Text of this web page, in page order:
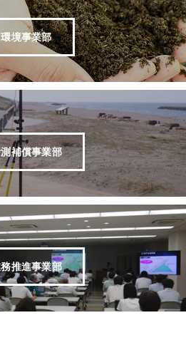
環境事業部
補償事業部
推進事業部